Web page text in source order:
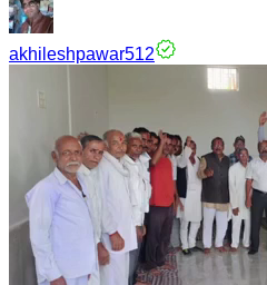
akhileshpawar512